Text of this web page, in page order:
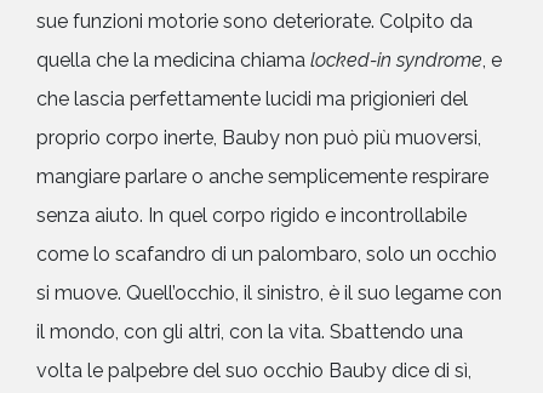
sue funzioni motorie sono deteriorate. Colpito da
quella che la medicina chiama locked-in syndrome , e
che lascia perfettamente lucidi ma prigionieri del
proprio corpo inerte, Bauby non può più muoversi,
mangiare parlare o anche semplicemente respirare
senza aiuto. In quel corpo rigido e incontrollabile
come lo scafandro di un palombaro, solo un occhio
si muove. Quell’occhio, il sinistro, è il suo legame con
il mondo, con gli altri, con la vita. Sbattendo una
volta le palpebre del suo occhio Bauby dice di sì,